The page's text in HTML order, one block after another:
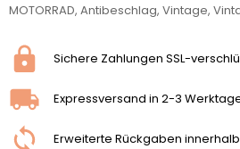
MOTORRAD, Antibeschlag, Vintage,
Sichere Zahlungen SSL-
Expressversand in 2-3
Erweiterte Rückgaben